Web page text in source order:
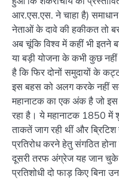
आर.एस.एस. ने चाहा है)
नेताओं के दावे की हकीकत तो
अब चूंकि विश्व में कहीं भी इतने
या बड़ी योजना के कभी कुछ
है कि फिर दोनों समुदायों के
इस बहस को अलग करके नहीं
महानाटक का एक अंक है जो इस
रहा है। ये महानाटक 1850 में
ताकतें जाग रही थीं और
प्रतिरोध करने हेतु संगठित
दूसरी तरफ अंग्रेज यह जान चुके
प्रतिशोधी दो फाड़ किए बिना